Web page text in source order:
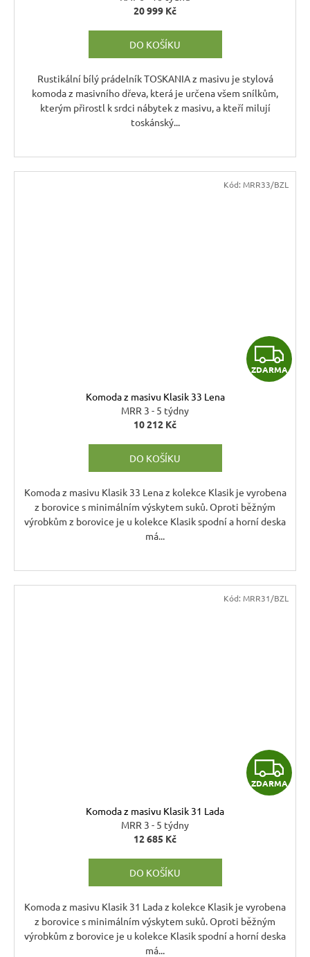
20 999 Kč
DO KOŠÍKU
Rustikální bílý prádelník TOSKANIA z masivu je stylová
komoda z masivního dřeva, která je určena všem snílkům,
kterým přirostl k srdci nábytek z masivu, a kteří milují
toskánský...
Z
D
A
ZDARMA
Komoda z masivu Klasik 33 Lena
MRR 3 - 5 týdny
10 212 Kč
DO KOŠÍKU
Komoda z masivu Klasik 33 Lena z kolekce Klasik je vyrobena
z borovice s minimálním výskytem suků. Oproti běžným
výrobkům z borovice je u kolekce Klasik spodní a horní deska
má...
Kód: MRR33/BZL
Z
D
A
ZDARMA
Komoda z masivu Klasik 31 Lada
MRR 3 - 5 týdny
12 685 Kč
DO KOŠÍKU
Komoda z masivu Klasik 31 Lada z kolekce Klasik je vyrobena
z borovice s minimálním výskytem suků. Oproti běžným
výrobkům z borovice je u kolekce Klasik spodní a horní deska
má...
Kód: MRR31/BZL